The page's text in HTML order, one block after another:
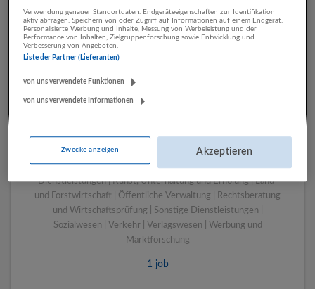
LUGSTEIN CONSULTING
Bau | Beherbergung und Gastronomie | Einzelhandel |
Energieversorgung | Finanz- und Versicherungsleistungen |
Gesundheitswesen | Herstellung von Waren | IT-
Dienstleistungen | Kunst, Unterhaltung und Erholung | Land-
und Forstwirtschaft | Öffentliche Verwaltung | Rechtsberatung
und Wirtschaftsprüfung | Sonstige Dienstleistungen |
Sozialwesen | Verkehr | Verlagswesen | Werbung und
Marktforschung
1 job
Verwendung genauer Standortdaten. Endgeräteeigenschaften zur Identifikation
aktiv abfragen. Speichern von oder Zugriff auf Informationen auf einem Endgerät.
Personalisierte Werbung und Inhalte, Messung von Werbeleistung und der
Performance von Inhalten, Zielgruppenforschung sowie Entwicklung und
Verbesserung von Angeboten.
Liste der Partner (Lieferanten)
von uns verwendete Funktionen
von uns verwendete Informationen
Zwecke anzeigen Akzeptieren